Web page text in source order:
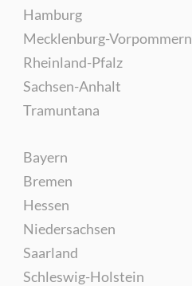
Hamburg
Mecklenburg-Vorpommern
Rheinland-Pfalz
Sachsen-Anhalt
Tramuntana
Bayern
Bremen
Hessen
Niedersachsen
Saarland
Schleswig-Holstein